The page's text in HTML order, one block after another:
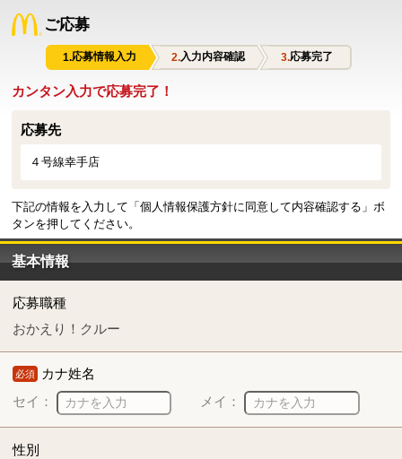
ご応募
応募情報入力 入力内容確認 応募完了
カンタン入力で応募完了！
応募先
４号線幸手店
下記の情報を入力して「個人情報保護方針に同意して内容確認する」ボ
タンを押してください。
基本情報
応募職種
おかえり！クルー
必須 カナ姓名
セイ：
メイ：
性別